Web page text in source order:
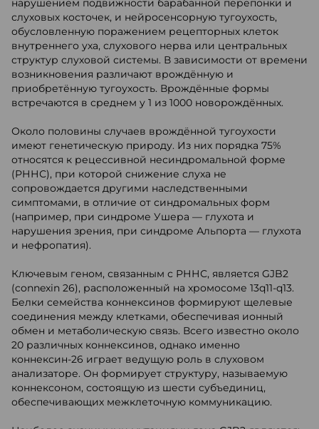
нарушением подвижности барабанной перепонки и
слуховых косточек, и нейросенсорную тугоухость,
обусловленную поражением рецепторных клеток
внутреннего уха, слухового нерва или центральных
структур слуховой системы. В зависимости от времени
возникновения различают врождённую и
приобретённую тугоухость. Врождённые формы
встречаются в среднем у 1 из 1000 новорождённых.
Около половины случаев врождённой тугоухости
имеют генетическую природу. Из них порядка 75%
относятся к рецессивной несиндромальной форме
(РННС), при которой снижение слуха не
сопровождается другими наследственными
симптомами, в отличие от синдромальных форм
(например, при синдроме Ушера — глухота и
нарушения зрения, при синдроме Альпорта — глухота
и нефропатия).
Ключевым геном, связанным с РННС, является GJB2
(connexin 26), расположенный на хромосоме 13q11-q13.
Белки семейства коннексинов формируют щелевые
соединения между клетками, обеспечивая ионный
обмен и метаболическую связь. Всего известно около
20 различных коннексинов, однако именно
коннексин-26 играет ведущую роль в слуховом
анализаторе. Он формирует структуру, называемую
коннексоном, состоящую из шести субъединиц,
обеспечивающих межклеточную коммуникацию.